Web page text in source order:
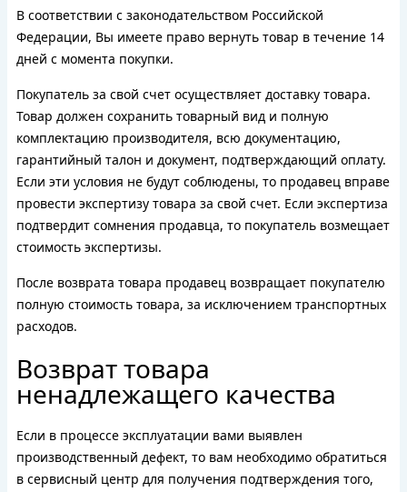
В соответствии с законодательством Российской
Федерации, Вы имеете право вернуть товар в течение 14
дней с момента покупки.
Покупатель за свой счет осуществляет доставку товара.
Товар должен сохранить товарный вид и полную
комплектацию производителя, всю документацию,
гарантийный талон и документ, подтверждающий оплату.
Если эти условия не будут соблюдены, то продавец вправе
провести экспертизу товара за свой счет. Если экспертиза
подтвердит сомнения продавца, то покупатель возмещает
стоимость экспертизы.
После возврата товара продавец возвращает покупателю
полную стоимость товара, за исключением транспортных
расходов.
Возврат товара
ненадлежащего качества
Если в процессе эксплуатации вами выявлен
производственный дефект, то вам необходимо обратиться
в сервисный центр для получения подтверждения того,